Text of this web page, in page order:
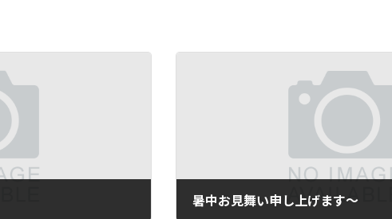
暑中お見舞い申し上げます～